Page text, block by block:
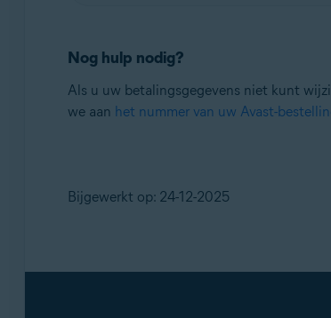
Nog hulp nodig?
Als u uw betalingsgegevens niet kunt
we aan het nummer van uw Avast-
Bijgewerkt op: 24-12-2025